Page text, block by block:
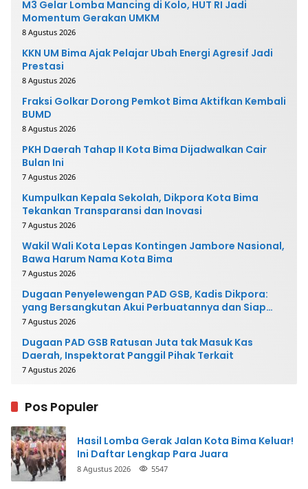
M3 Gelar Lomba Mancing di Kolo, HUT RI Jadi
Momentum Gerakan UMKM
8 Agustus 2026
KKN UM Bima Ajak Pelajar Ubah Energi Agresif Jadi
Prestasi
8 Agustus 2026
Fraksi Golkar Dorong Pemkot Bima Aktifkan Kembali
BUMD
8 Agustus 2026
PKH Daerah Tahap II Kota Bima Dijadwalkan Cair
Bulan Ini
7 Agustus 2026
Kumpulkan Kepala Sekolah, Dikpora Kota Bima
Tekankan Transparansi dan Inovasi
7 Agustus 2026
Wakil Wali Kota Lepas Kontingen Jambore Nasional,
Bawa Harum Nama Kota Bima
7 Agustus 2026
Dugaan Penyelewengan PAD GSB, Kadis Dikpora:
yang Bersangkutan Akui Perbuatannya dan Siap
Mengembalikan Uang
7 Agustus 2026
Dugaan PAD GSB Ratusan Juta tak Masuk Kas
Daerah, Inspektorat Panggil Pihak Terkait
7 Agustus 2026
Pos Populer
Hasil Lomba Gerak Jalan Kota Bima Keluar!
Ini Daftar Lengkap Para Juara
8 Agustus 2026 5547